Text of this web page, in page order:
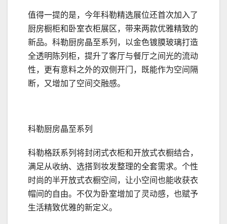
值得一提的是，今年科勒精选展位还首次加入了
厨房橱柜和卧室衣柜展区，带来两款优雅精致的
新品。科勒厨房晶至系列，以金色镀膜玻璃打造
全透明陈列柜，提升了客厅与餐厅之间光的流动
性，更有意料之外的双侧开门，既能作为空间隔
断，又增加了空间交融感。
科勒厨房晶至系列
科勒格跃系列将封闭式衣柜和开放式衣橱结合，
满足从收纳、选搭到妆发整理的全套需求。个性
时尚的半开放式衣橱空间，让小空间也能收获衣
帽间的自由。不仅为卧室增加了灵动感，也赋予
生活精致优雅的新定义。